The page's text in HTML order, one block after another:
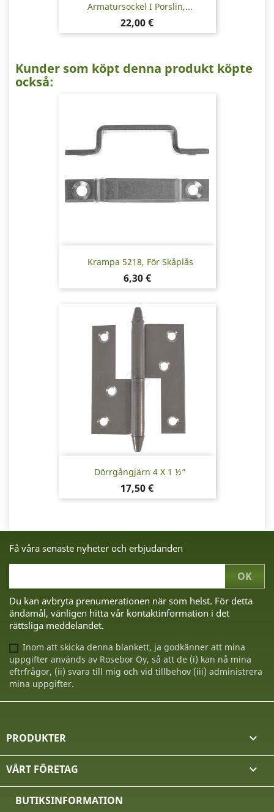
Armatursockel I Porslin,...
Pris
22,00 €
Kunder som köpt denna produkt köpte
också:
Krampa 5218, För Skåplås
Pris
6,30 €
Dörrgångjärn 4 X 1 ½”
Pris
17,50 €
Få våra senaste nyheter och erbjudanden
Du kan avbryta prenumerationen när som helst. För detta
ändamål, vänligen hitta vår kontaktinformation i det
rättsliga meddelandet.
Inom att skicka denna blankett, ja godkänner att mina
uppgifter används av Rosebor Oy, så att de (i) kan nå mina
eftrfrågor, (ii) svara till mig och vid tillbehov (iii) administrera
mina uppgifter.
PRODUKTER 
VÅRT FÖRETAG 
BUTIKSINFORMATION